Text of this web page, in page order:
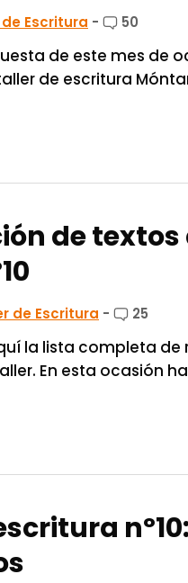
Escritura - 50
de este mes de
de escritura
de
de Escritura - 25
la lista completa
En esta ocasión